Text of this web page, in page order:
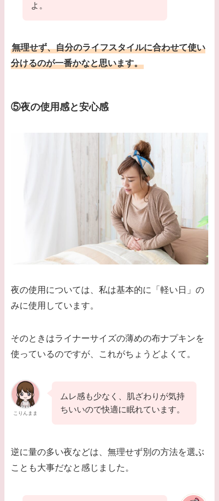
よ。
無理せず、自分のライフスタイルに合わせて使い
分けるのが一番かなと思います。
⑤夜の使用感と安心感
夜の使用については、私は基本的に「軽い日」の
みに使用しています。
そのときはライナーサイズの薄めの布ナプキンを
使っているのですが、これがちょうどよくて。
こりんまま
ムレ感も少なく、肌ざわりが気持
ちいいので快適に眠れています。
逆に量の多い夜などは、無理せず別の方法を選ぶ
ことも大事だなと感じました。